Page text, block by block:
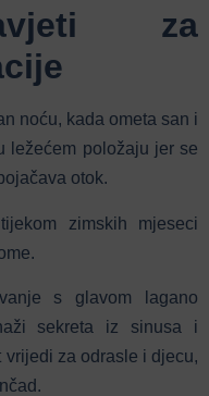
za
noću, kada ometa san i
ležećem položaju jer se
otok.
zimskih mjeseci
s glavom lagano
sekreta iz sinusa i
vrijedi za odrasle i djecu,